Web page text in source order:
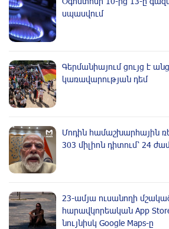
սպասվում
Գերմանիայում ցույց է
կառավարության դեմ
Մոդին համաշխարհային
303 միլիոն դիտում՝ 24
23-ամյա ուսանողի
հարավկորեական App
նույնիսկ Google Maps-ը